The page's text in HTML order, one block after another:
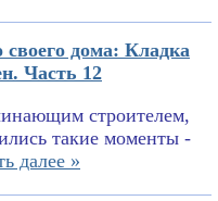
своего дома: Кладка
Часть 12
строителем,
такие моменты -
далее »